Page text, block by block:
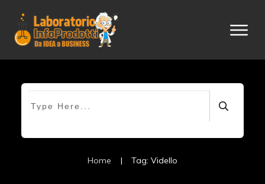
Home | Tag: Vidello